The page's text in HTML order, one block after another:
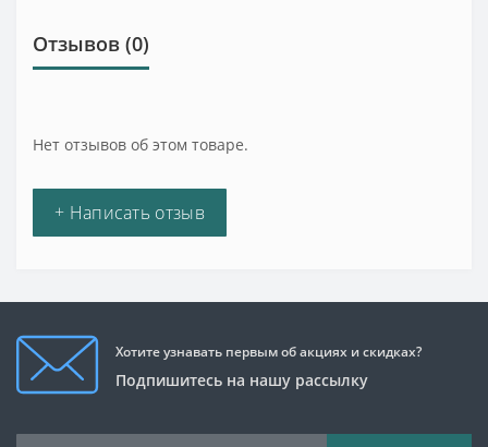
Отзывов (0)
Нет отзывов об этом товаре.
+ Написать отзыв
Хотите узнавать первым об акциях и скидках?
Подпишитесь на нашу рассылку